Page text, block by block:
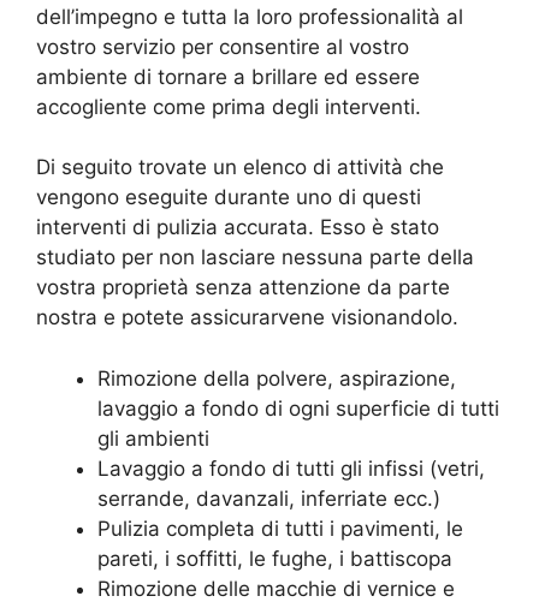
dell’impegno e tutta la loro professionalità al
vostro servizio per consentire al vostro
ambiente di tornare a brillare ed essere
accogliente come prima degli interventi.
Di seguito trovate un elenco di attività che
vengono eseguite durante uno di questi
interventi di pulizia accurata. Esso è stato
studiato per non lasciare nessuna parte della
vostra proprietà senza attenzione da parte
nostra e potete assicurarvene visionandolo.
Rimozione della polvere, aspirazione,
lavaggio a fondo di ogni superficie di tutti
gli ambienti
Lavaggio a fondo di tutti gli infissi (vetri,
serrande, davanzali, inferriate ecc.)
Pulizia completa di tutti i pavimenti, le
pareti, i soffitti, le fughe, i battiscopa
Rimozione delle macchie di vernice e